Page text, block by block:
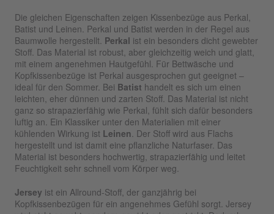
Die gleichen Eigenschaften zeigen Kissenbezüge aus Perkal,
Batist und Leinen. Perkal und Batist werden in der Regel aus
Baumwolle hergestellt. Perkal ist ein besonders dicht gewebter
Stoff. Das Material ist robust, aber gleichzeitig weich und glatt,
mit einem angenehmen Hautgefühl. Für Bettwäsche und
Kopfkissenbezüge ist Perkal ausgesprochen gut geeignet –
ideal für den Sommer. Bei Batist handelt es sich um einen
leichten, eher dünnen und zarten Stoff. Das Material ist nicht
ganz so strapazierfähig wie Perkal, fühlt sich dafür besonders
luftig an. Ein Klassiker unter den Materialien mit einer
kühlenden Wirkung ist Leinen . Der Stoff wird aus Flachs
hergestellt und ist damit eine pflanzliche Naturfaser. Das
Material ist besonders hochwertig, strapazierfähig und leitet
Feuchtigkeit sehr schnell vom Körper weg.
Jersey ist ein Allround-Stoff, der ganzjährig bei
Kopfkissenbezügen für ein angenehmes Gefühl sorgt. Jersey